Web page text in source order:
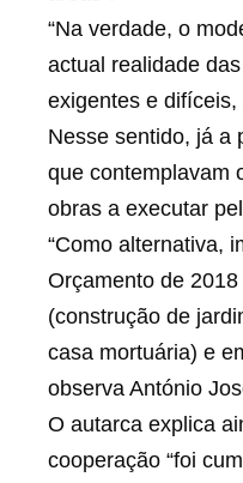
“Na verdade, o
actual realidade
exigentes e difíceis,
Nesse sentido, já a
que contemplavam
obras a executar
“Como alternativa,
Orçamento de
(construção de
casa mortuária) e
observa António
O autarca explica
cooperação “foi